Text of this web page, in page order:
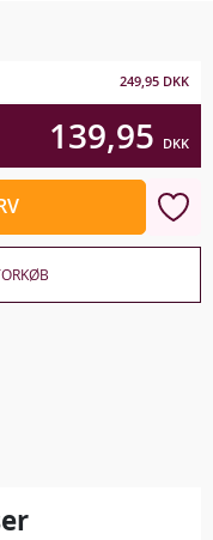
249,95 DKK
139,95 DKK